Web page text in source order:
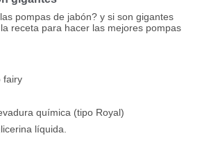
pompas de jabón? y si son gigantes
receta para hacer las mejores pompas
fairy
química (tipo Royal)
líquida.